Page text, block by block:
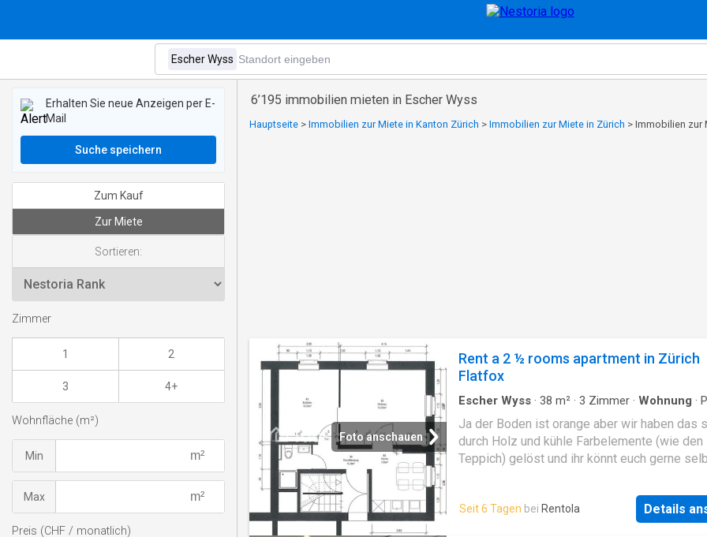
6’195 immobilien mieten in Escher Wyss
Hauptseite > Immobilien zur Miete in Kanton Zürich > Immobilien zur Miete in Zürich > Immobilien zur
Foto anschauen
Rent a 2 ½ rooms apartment in Zürich
Flatfox
Escher Wyss · 38 m² · 3 Zimmer · Wohnung ·
Ja der Boden ist orange aber wir haben das sehr gut
durch Holz und kühle Farbelemente (wie den
Teppich) gelöst und ihr könnt euch gerne
imHerzen von Zürich (7min Fussweg vom
Fussweg zur Limmat) mit sehr guter ÖV-
und in der Nähe von 3 Supermärkten (Migros,
Seit 6 Tagen bei Rentola Details
Erhalten Sie neue Anzeigen per E-
Mail
Suche speichern
Zum Kauf
Zur Miete
Sortieren:
Zimmer
1 2
3 4+
Wohnfläche (m²)
Min
Max
Preis (CHF / monatlich)